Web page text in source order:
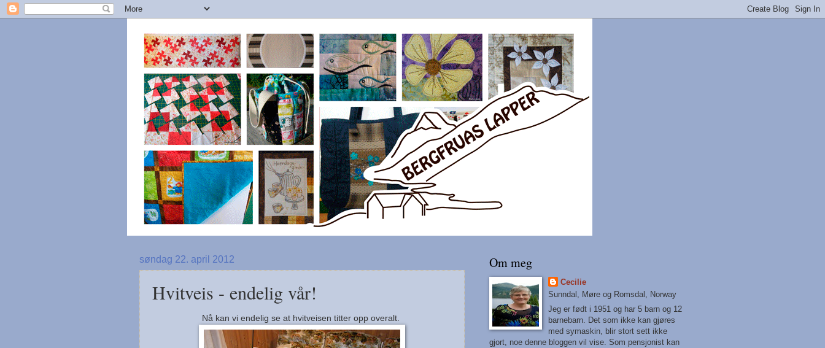
søndag 22. april 2012
Hvitveis - endelig vår!
Nå kan vi endelig se at hvitveisen titter opp overalt.
Om meg
Cecilie
Sunndal, Møre og Romsdal, Norway
Jeg er født i 1951 og har 5 barn og 12
barnebarn. Det som ikke kan gjøres
med symaskin, blir stort sett ikke
gjort, noe denne bloggen vil vise. Som pensjonist kan